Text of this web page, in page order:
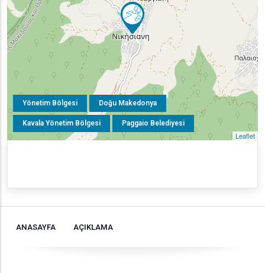
Yönetim Bölgesi Doğu Makedonya
Kavala Yönetim Bölgesi Paggaio Belediyesi
Leaflet
ANASAYFA AÇIKLAMA